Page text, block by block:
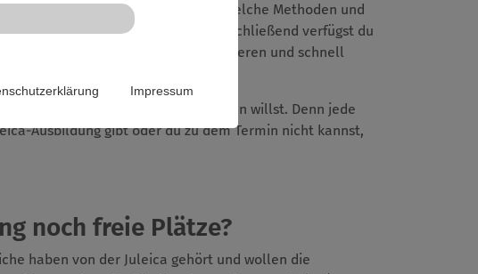
Impressum
du, wie eine "Gruppe tickt", welche Methoden und
man Maßnahmen organisiert. Anschließend verfügst du
kannst du die Einträge sortieren und schnell
du anschließend auch aktiv werden willst. Denn jede
Ausbildung gibt oder du zu dem Termin nicht kannst,
noch freie Plätze?
haben von der Juleica gehört und wollen die